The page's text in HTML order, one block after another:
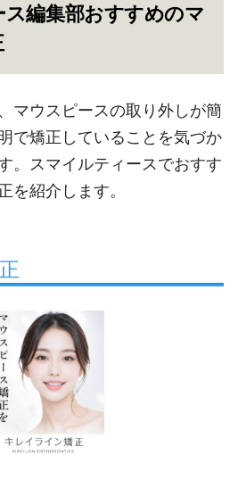
編集部おすすめのマ
マウスピースの取り外しが簡
で矯正していることを気づか
。スマイルティースでおすす
を紹介します。